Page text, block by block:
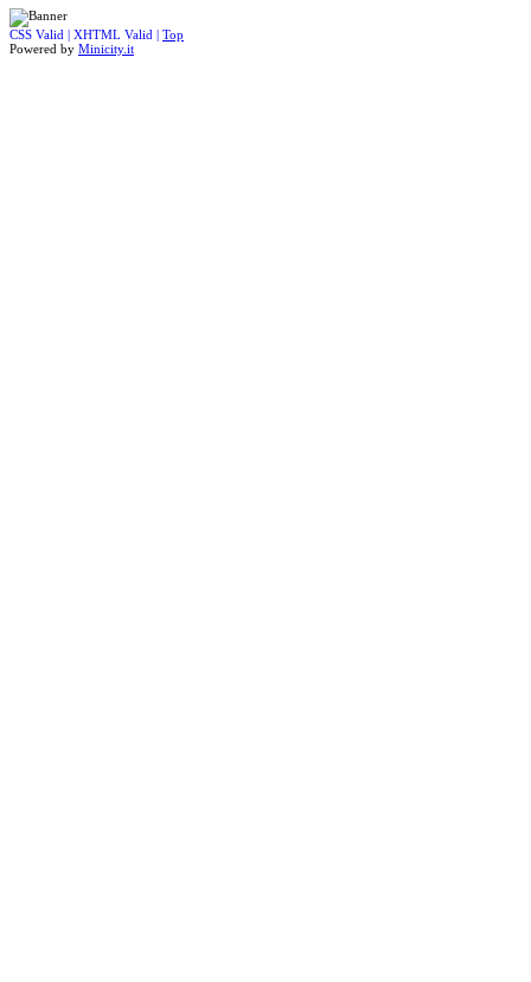
CSS Valid | XHTML Valid | Top
Powered by Minicity.it